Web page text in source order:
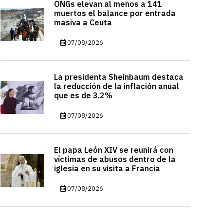
ONGs elevan al menos a 141
muertos el balance por entrada
masiva a Ceuta
07/08/2026
La presidenta Sheinbaum destaca
la reducción de la inflación anual
que es de 3.2%
07/08/2026
El papa León XIV se reunirá con
víctimas de abusos dentro de la
iglesia en su visita a Francia
07/08/2026